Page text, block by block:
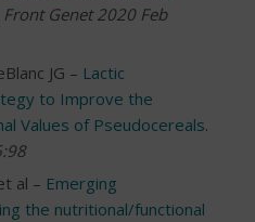
Front Genet 2020 Feb
JG – Lactic
to Improve the
Values of Pseudocereals.
al – Emerging
the nutritional/functional